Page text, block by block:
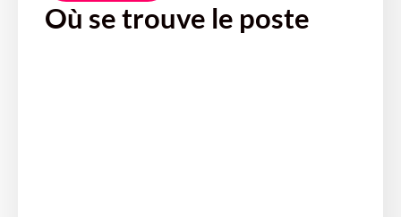
Où se trouve le poste